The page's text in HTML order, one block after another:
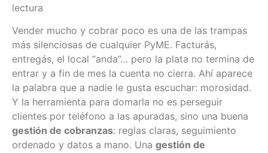
lectura
Vender mucho y cobrar poco es una de las trampas
más silenciosas de cualquier PyME. Facturás,
entregás, el local “anda”… pero la plata no termina de
entrar y a fin de mes la cuenta no cierra. Ahí aparece
la palabra que a nadie le gusta escuchar: morosidad.
Y la herramienta para domarla no es perseguir
clientes por teléfono a las apuradas, sino una buena
gestión de cobranzas: reglas claras, seguimiento
ordenado y datos a mano. Una gestión de